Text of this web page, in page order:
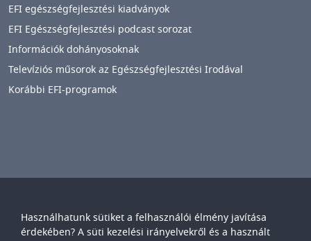
Használhatunk sütiket a felhasználói élmény javítása
érdekében? A süti kezelési irányelvekről és a használt
EFI egészségfejlesztési kiadványok
EFI Egészségfejlesztési podcast sorozat
Információk dohányosoknak
Televíziós műsorok az Egészségfejlesztési Irodával
Korábbi EFI-programok
Győr-Moson-Sopron Vármegyei
Petz Aladár
Egyetemi Oktató Kórház